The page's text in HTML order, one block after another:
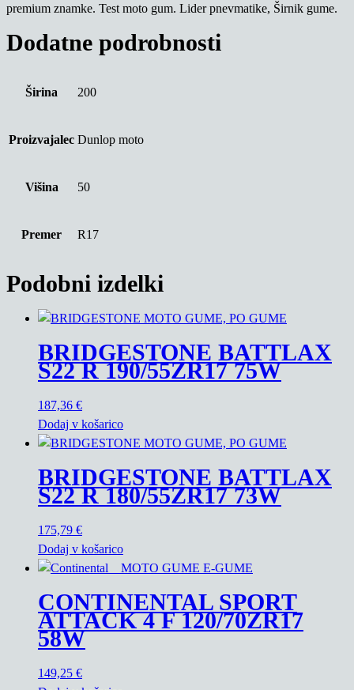
premium znamke. Test moto gum. Lider pnevmatike, Širnik gume.
Dodatne podrobnosti
Širina 200
Proizvajalec Dunlop moto
Višina 50
Premer R17
Podobni izdelki
BRIDGESTONE BATTLAX
S22 R 190/55ZR17 75W
187,36 €
Dodaj v košarico
BRIDGESTONE BATTLAX
S22 R 180/55ZR17 73W
175,79 €
Dodaj v košarico
CONTINENTAL SPORT
ATTACK 4 F 120/70ZR17
58W
149,25 €